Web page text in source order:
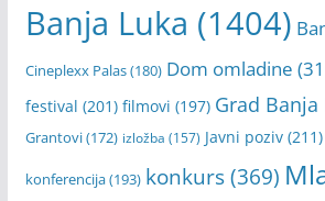
Banja Luka (1404)
Cineplexx Palas(180) Dom omladine
festival (201) filmovi (197) Grad Banja
Grantovi(172) izložba (157) Javni poziv(211)
konferencija(193) konkurs(369)